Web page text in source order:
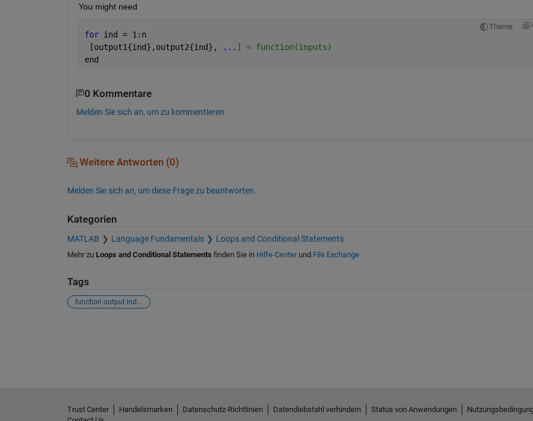
You might need
Theme
for ind = 1:n
[output1{ind},output2{ind},
... ] = function(inputs)
end
0 Kommentare
Melden Sie sich an, um zu kommentieren.
Weitere Antworten (0)
Melden Sie sich an, um diese Frage zu beantworten.
Kategorien
MATLAB Language Fundamentals Loops and Conditional Statements
Mehr zu Loops and Conditional Statements finden Sie in Hilfe-Centerund File Exchange
Tags
function output indexing
Trust Center Handelsmarken Datenschutz-Richtlinien Datendiebstahl verhindern Status von Anwendungen